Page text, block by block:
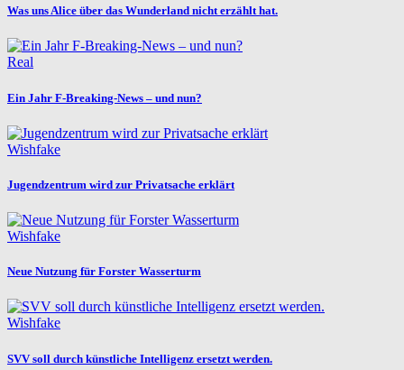
Was uns Alice über das Wunderland nicht erzählt hat.
Real
Ein Jahr F-Breaking-News – und nun?
Wishfake
Jugendzentrum wird zur Privatsache erklärt
Wishfake
Neue Nutzung für Forster Wasserturm
Wishfake
SVV soll durch künstliche Intelligenz ersetzt werden.